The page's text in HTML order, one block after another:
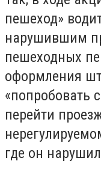
пешеход»
нарушившим
пешеходных
оформления
«попробовать
перейти
где он